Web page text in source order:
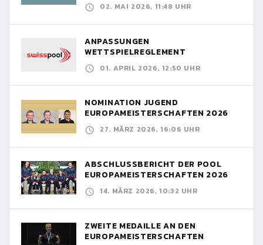
02. MAI 2026, 11:48 UHR
ANPASSUNGEN
WETTSPIELREGLEMENT
01. APRIL 2026, 12:50 UHR
NOMINATION JUGEND
EUROPAMEISTERSCHAFTEN 2026
27. MÄRZ 2026, 16:06 UHR
ABSCHLUSSBERICHT DER POOL
EUROPAMEISTERSCHAFTEN 2026
14. MÄRZ 2026, 10:32 UHR
ZWEITE MEDAILLE AN DEN
EUROPAMEISTERSCHAFTEN